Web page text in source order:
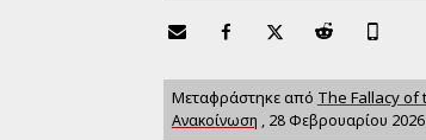
Μεταφράστηκε από The Fallacy
Ανακοίνωση , 28 Φεβρουαρίου 2026